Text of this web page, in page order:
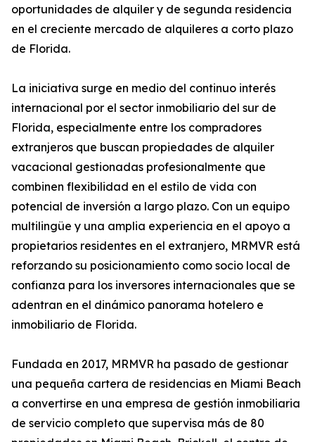
oportunidades de alquiler y de segunda residencia
en el creciente mercado de alquileres a corto plazo
de Florida.
La iniciativa surge en medio del continuo interés
internacional por el sector inmobiliario del sur de
Florida, especialmente entre los compradores
extranjeros que buscan propiedades de alquiler
vacacional gestionadas profesionalmente que
combinen flexibilidad en el estilo de vida con
potencial de inversión a largo plazo. Con un equipo
multilingüe y una amplia experiencia en el apoyo a
propietarios residentes en el extranjero, MRMVR está
reforzando su posicionamiento como socio local de
confianza para los inversores internacionales que se
adentran en el dinámico panorama hotelero e
inmobiliario de Florida.
Fundada en 2017, MRMVR ha pasado de gestionar
una pequeña cartera de residencias en Miami Beach
a convertirse en una empresa de gestión inmobiliaria
de servicio completo que supervisa más de 80